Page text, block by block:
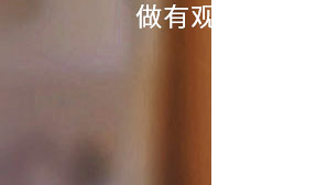
消声器料架